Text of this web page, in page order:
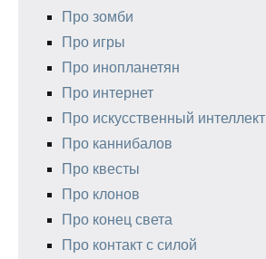
Про зомби
Про игры
Про инопланетян
Про интернет
Про искусственный интеллект
Про каннибалов
Про квесты
Про клонов
Про конец света
Про контакт с силой